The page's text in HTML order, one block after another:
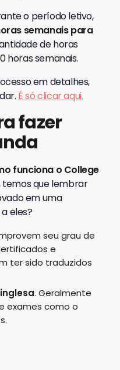
o período letivo,
semanais para
de horas
horas semanais.
em detalhes,
É só clicar aqui.
fazer
funciona o College
temos que lembrar
em uma
eles?
seu grau de
e
ter sido traduzidos
. Geralmente
exames como o